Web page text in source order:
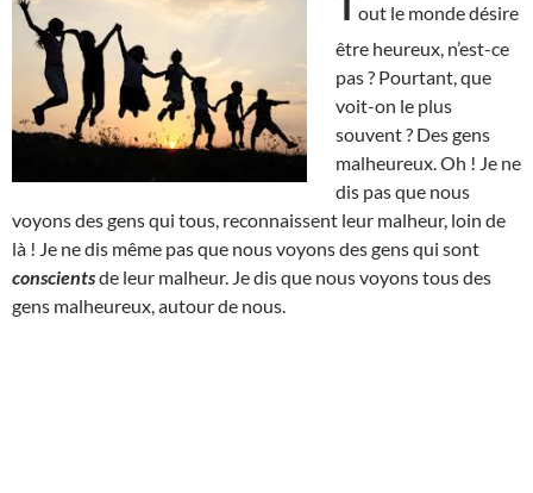
out le monde désire
être heureux, n’est-ce
pas ? Pourtant, que
voit-on le plus
souvent ? Des gens
malheureux. Oh ! Je ne
dis pas que nous
voyons des gens qui tous, reconnaissent leur malheur, loin de
là ! Je ne dis même pas que nous voyons des gens qui sont
conscientsde leur malheur. Je dis que nous voyons tous des
gens malheureux, autour de nous.